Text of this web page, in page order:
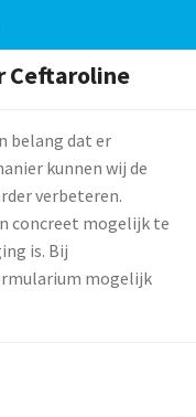
Ceftaroline
belang dat er
kunnen wij de
verbeteren.
concreet mogelijk te
is. Bij
mogelijk